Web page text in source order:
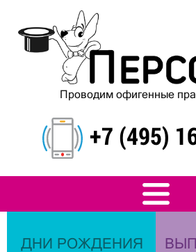
Проводим офигенные
+7 (495)
ДНИ РОЖДЕНИЯ